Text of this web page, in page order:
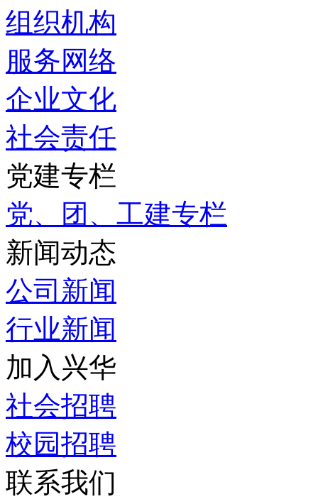
组织机构
服务网络
企业文化
社会责任
党建专栏
党、团、工建专栏
新闻动态
公司新闻
行业新闻
加入兴华
社会招聘
校园招聘
联系我们